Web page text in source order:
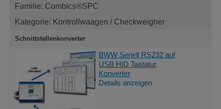
Familie: Combics®SPC
Kategorie: Kontrollwaagen / Checkweigher
Schnittstellenkonverter
BWW Seriell RS232 auf
USB HID Tastatur
Konverter
Details anzeigen